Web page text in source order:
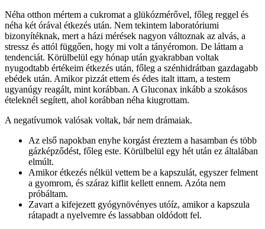
Néha otthon mértem a cukromat a glükózmérővel, főleg reggel és
néha két órával étkezés után. Nem tekintem laboratóriumi
bizonyítéknak, mert a házi mérések nagyon változnak az alvás, a
stressz és attól függően, hogy mi volt a tányéromon. De láttam a
tendenciát. Körülbelül egy hónap után gyakrabban voltak
nyugodtabb értékeim étkezés után, főleg a szénhidrátban gazdagabb
ebédek után. Amikor pizzát ettem és édes italt ittam, a testem
ugyanúgy reagált, mint korábban. A Gluconax inkább a szokásos
ételeknél segített, ahol korábban néha kiugrottam.
A negatívumok valósak voltak, bár nem drámaiak.
Az első napokban enyhe korgást éreztem a hasamban és több
gázképződést, főleg este. Körülbelül egy hét után ez általában
elmúlt.
Amikor étkezés nélkül vettem be a kapszulát, egyszer felment
a gyomrom, és száraz kiflit kellett ennem. Azóta nem
próbáltam.
Zavart a kifejezett gyógynövényes utóíz, amikor a kapszula
rátapadt a nyelvemre és lassabban oldódott fel.